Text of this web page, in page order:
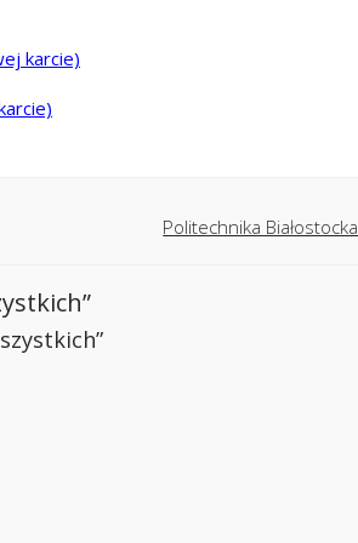
karcie)
Politechnika Białostocka